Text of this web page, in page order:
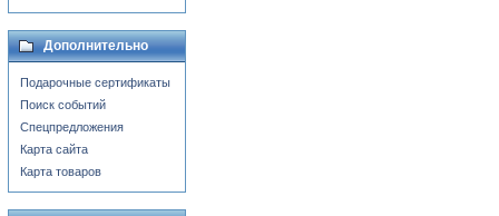
Дополнительно
Подарочные сертификаты
Поиск событий
Спецпредложения
Карта сайта
Карта товаров